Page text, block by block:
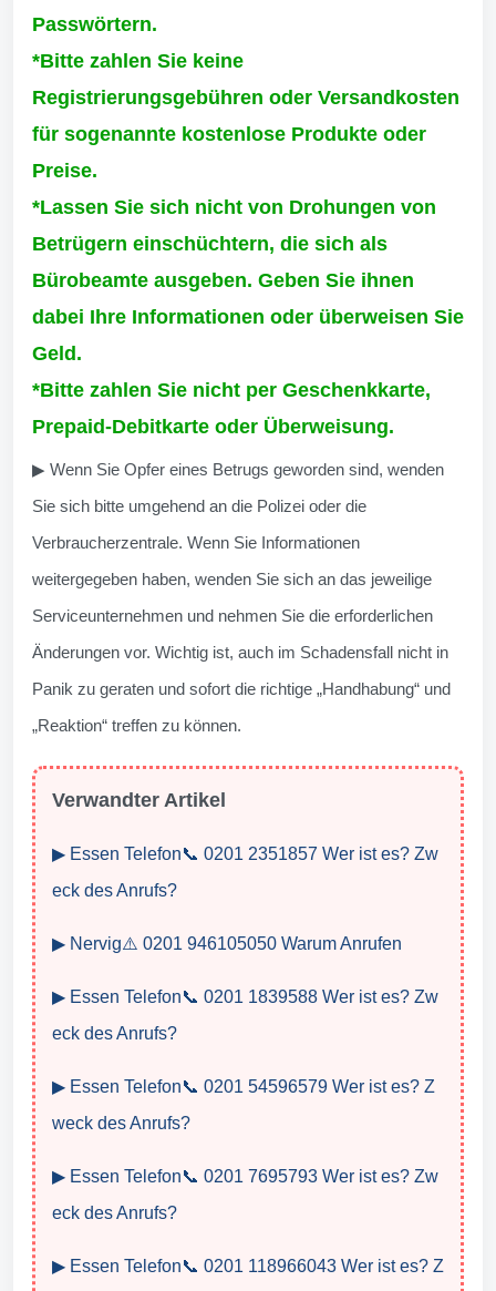
Passwörtern.
*Bitte zahlen Sie keine
Registrierungsgebühren oder Versandkosten
für sogenannte kostenlose Produkte oder
Preise.
*Lassen Sie sich nicht von Drohungen von
Betrügern einschüchtern, die sich als
Bürobeamte ausgeben. Geben Sie ihnen
dabei Ihre Informationen oder überweisen Sie
Geld.
*Bitte zahlen Sie nicht per Geschenkkarte,
Prepaid-Debitkarte oder Überweisung.
▶ Wenn Sie Opfer eines Betrugs geworden sind, wenden
Sie sich bitte umgehend an die Polizei oder die
Verbraucherzentrale. Wenn Sie Informationen
weitergegeben haben, wenden Sie sich an das jeweilige
Serviceunternehmen und nehmen Sie die erforderlichen
Änderungen vor. Wichtig ist, auch im Schadensfall nicht in
Panik zu geraten und sofort die richtige „Handhabung“ und
„Reaktion“ treffen zu können.
Verwandter Artikel
▶ Essen Telefon📞 0201 2351857 Wer ist es? Zw
eck des Anrufs?
▶ Nervig⚠️ 0201 946105050 Warum Anrufen
▶ Essen Telefon📞 0201 1839588 Wer ist es? Zw
eck des Anrufs?
▶ Essen Telefon📞 0201 54596579 Wer ist es? Z
weck des Anrufs?
▶ Essen Telefon📞 0201 7695793 Wer ist es? Zw
eck des Anrufs?
▶ Essen Telefon📞 0201 118966043 Wer ist es? Z